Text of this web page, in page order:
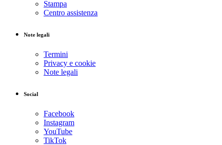
Stampa
Centro assistenza
Note legali
Termini
Privacy e cookie
Note legali
Social
Facebook
Instagram
YouTube
TikTok